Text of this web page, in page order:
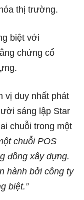
thị trường.
biệt với
chứng cổ
vị duy nhất phát
sáng lập Star
chuỗi trong một
chuỗi POS
đồng xây dựng.
hành bởi công ty
biệt.”